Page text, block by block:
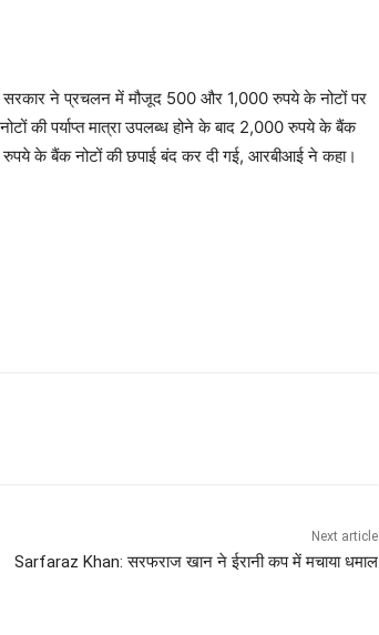
ने प्रचलन में मौजूद 500 और 1,000 रुपये के नोटों पर
की पर्याप्त मात्रा उपलब्ध होने के बाद 2,000 रुपये के बैंक
के बैंक नोटों की छपाई बंद कर दी गई, आरबीआई ने कहा।
Next article
Sarfaraz Khan: सरफराज खान ने ईरानी कप में मचाया धमाल